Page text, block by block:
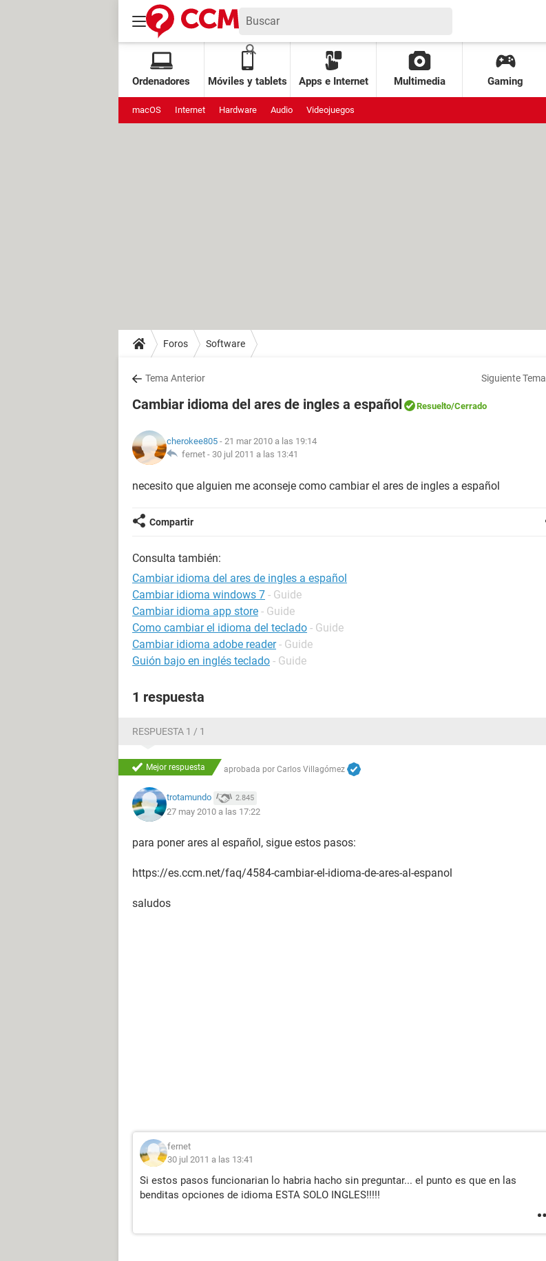
Ordenadores Móviles y tablets Apps e Internet Multimedia Gaming
macOS Internet Hardware Audio Videojuegos
Foros Software
Tema Anterior Siguiente Tema
Cambiar idioma del ares de ingles a español Resuelto/Cerrado
cherokee805 - 21 mar 2010 a las 19:14
fernet - 30 jul 2011 a las 13:41
necesito que alguien me aconseje como cambiar el ares de ingles a español
Compartir
Consulta también:
Cambiar idioma del ares de ingles a español
Cambiar idioma windows 7 - Guide
Cambiar idioma app store - Guide
Como cambiar el idioma del teclado - Guide
Cambiar idioma adobe reader - Guide
Guión bajo en inglés teclado - Guide
1 respuesta
RESPUESTA 1 / 1
Mejor respuesta aprobada por Carlos Villagómez
trotamundo 2.845
27 may 2010 a las 17:22
para poner ares al español, sigue estos pasos:
https://es.ccm.net/faq/4584-cambiar-el-idioma-de-ares-al-espanol
saludos
fernet
30 jul 2011 a las 13:41
Si estos pasos funcionarian lo habria hacho sin preguntar... el punto es que en las
benditas opciones de idioma ESTA SOLO INGLES!!!!!